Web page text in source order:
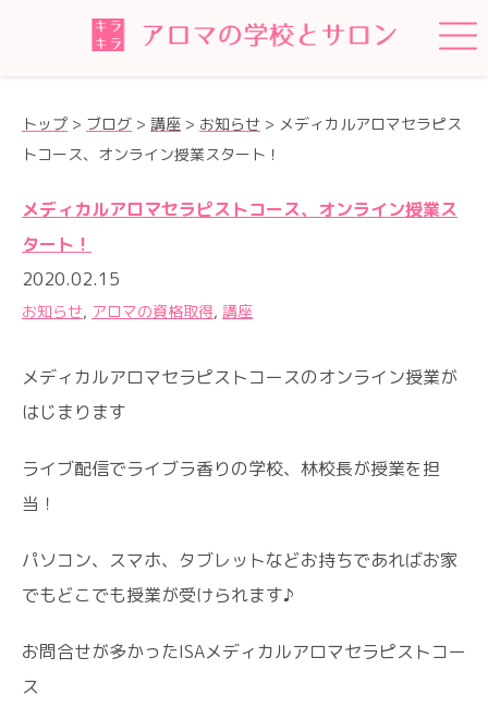
トップ > ブログ > 講座 > お知らせ > メディカルアロマセラピス
トコース、オンライン授業スタート！
メディカルアロマセラピストコース、オンライン授業ス
タート！
2020.02.15
お知らせ, アロマの資格取得, 講座
メディカルアロマセラピストコースのオンライン授業が
はじまります
ライブ配信でライブラ香りの学校、林校長が授業を担
当！
パソコン、スマホ、タブレットなどお持ちであればお家
でもどこでも授業が受けられます♪
お問合せが多かったISAメディカルアロマセラピストコー
ス